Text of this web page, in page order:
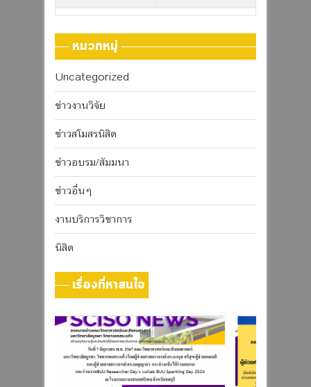
หมวกหมู่
Uncategorized
ข่าวงานวิจัย
ข่าวสโมสรนิสิต
ข่าวอบรม/สัมมนา
ข่าวอื่นๆ
งานบริการวิชาการ
นิสิต
เรื่องที่หาสนใจ